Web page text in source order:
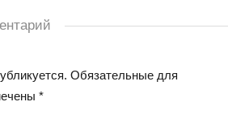
Обязательные для
*